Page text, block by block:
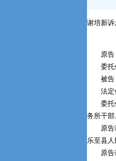
谢培新
原告：
委托代
被告：
法定代
委托代
务所干部
原告谢
乐至县人
原告谢